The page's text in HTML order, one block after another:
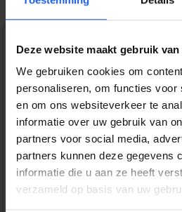
Deze website maakt gebruik
We gebruiken cookies om
personaliseren, om functies voor
en om ons websiteverkeer te
informatie over uw gebruik van
partners voor social media,
partners kunnen deze gegevens
informatie die u aan ze heeft
verzameld op basis van uw
1-2-3 deal
Normale prijs:
€ 12,99
Prijzen incl. BTW en excl.
Bestel nu